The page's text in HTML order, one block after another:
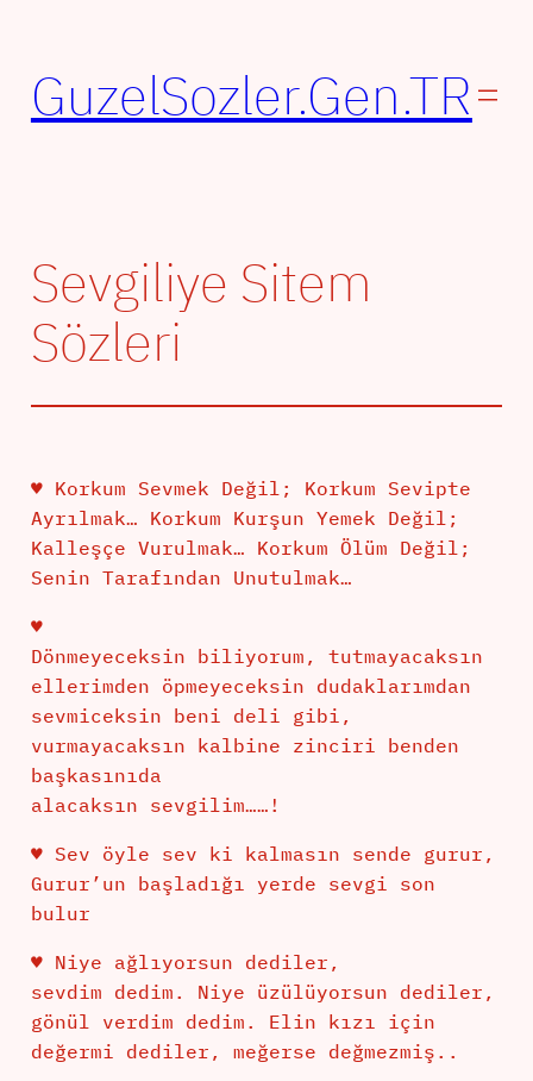
GuzelSozler.Gen.TR
Sevgiliye Sitem
Sözleri
♥ Korkum Sevmek Değil; Korkum Sevipte
Ayrılmak… Korkum Kurşun Yemek Değil;
Kalleşçe Vurulmak… Korkum Ölüm Değil;
Senin Tarafından Unutulmak…
♥
Dönmeyeceksin biliyorum, tutmayacaksın
ellerimden öpmeyeceksin dudaklarımdan
sevmiceksin beni deli gibi,
vurmayacaksın kalbine zinciri benden
başkasınıda
alacaksın sevgilim……!
♥ Sev öyle sev ki kalmasın sende gurur,
Gurur’un başladığı yerde sevgi son
bulur
♥ Niye ağlıyorsun dediler,
sevdim dedim. Niye üzülüyorsun dediler,
gönül verdim dedim. Elin kızı için
değermi dediler, meğerse değmezmiş..